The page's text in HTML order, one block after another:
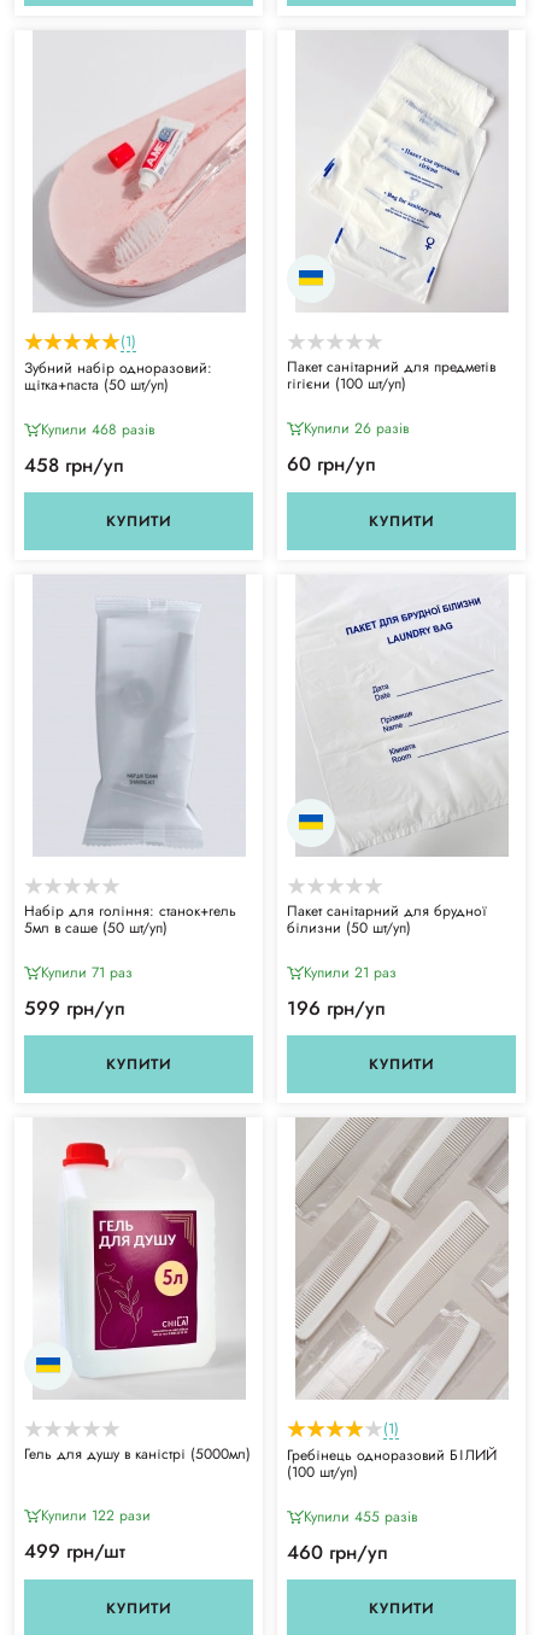
(1)
Зубний набір одноразовий:
щітка+паста (50 шт/уп)
Купили 468 разiв
458 грн/уп
КУПИТИ
Пакет санітарний для предметів
гігієни (100 шт/уп)
Купили 26 разiв
60 грн/уп
КУПИТИ
Набір для гоління: станок+гель
5мл в саше (50 шт/уп)
Купили 71 раз
599 грн/уп
КУПИТИ
Пакет санітарний для брудної
білизни (50 шт/уп)
Купили 21 раз
196 грн/уп
КУПИТИ
Гель для душу в каністрі (5000мл)
Купили 122 рази
499 грн/шт
КУПИТИ
(1)
Гребінець одноразовий БІЛИЙ
(100 шт/уп)
Купили 455 разiв
460 грн/уп
КУПИТИ